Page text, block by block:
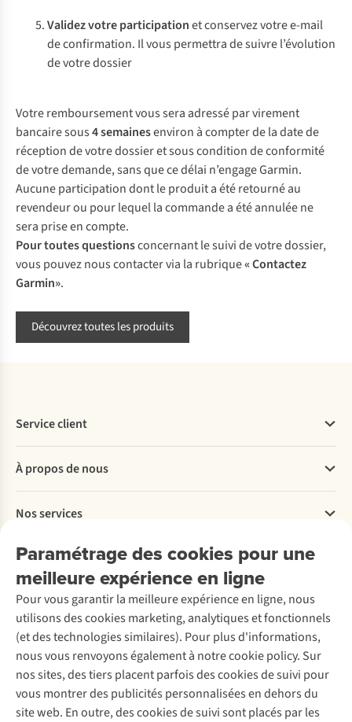
Validez votre participationet conservez votre e-mail
de confirmation. Il vous permettra de suivre l’évolution
de votre dossier
Votre remboursement vous sera adressé par virement
bancaire sous4 semainesenviron à compter de la date de
réception de votre dossier et sous condition de conformité
de votre demande, sans que ce délai n’engage Garmin.
Aucune participation dont le produit a été retourné au
revendeur ou pour lequel la commande a été annulée ne
sera prise en compte.
Pour toutes questionsconcernant le suivi de votre dossier,
vous pouvez nous contacter via la rubrique« Contactez
Garmin».
Découvrez toutes les produits
Paramétrage des cookies pour une
meilleure expérience en ligne
Pour vous garantir la meilleure expérience en ligne, nous
utilisons des cookies marketing, analytiques et fonctionnels
(et des technologies similaires). Pour plus d'informations,
nous vous renvoyons également à notre cookie policy. Sur
nos sites, des tiers placent parfois des cookies de suivi pour
vous montrer des publicités personnalisées en dehors du
site web. En outre, des cookies de suivi sont placés par les
Service client
Commander
Payer
Livraison
Rétractation d'une commande
Entretien & réparations
Garantie
Contactez-nous
À propos de nous
Explore More
À propos d’Ayacucho
Nos magasins
À propos d’A.S.Adventure
Déclaration d'accessibilité
Nos services
Location / Location sports d’hiver
Seconde-main
Entretien de ski
Service de lavage
Entretien de chaussures
Réparation de chaussures
Réparation de vêtements
Retouches
Pour les entreprises
Découvrez
Explore Camp
Gear Check
Expertise & conseils
Abonnez-vous à la newsletter
Suivez-nous